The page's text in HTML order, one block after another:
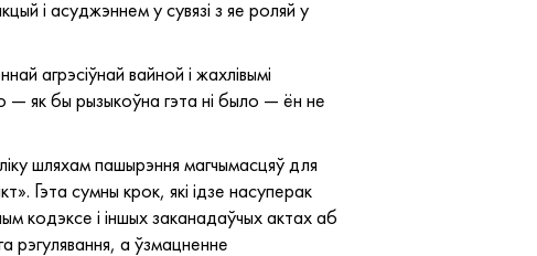
і асуджэннем у сувязі з яе роляй у
агрэсіўнай вайной і жахлівымі
— як бы рызыкоўна гэта ні было — ён не
шляхам пашырэння магчымасцяў для
Гэта сумны крок, які ідзе насуперак
кодэксе і іншых заканадаўчых актах аб
рэгулявання, а ўзмацненне